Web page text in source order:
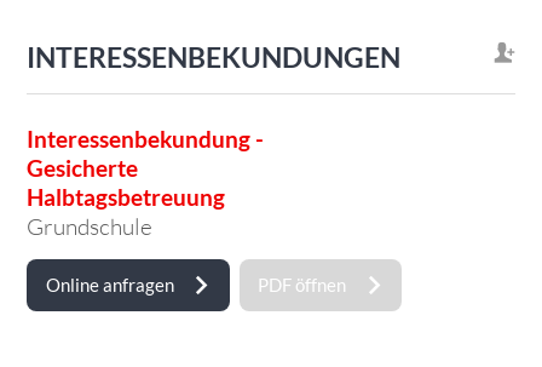
INTERESSENBEKUNDUNGEN
Interessenbekundung -
Gesicherte
Halbtagsbetreuung
Grundschule
Online anfragen PDF öffnen